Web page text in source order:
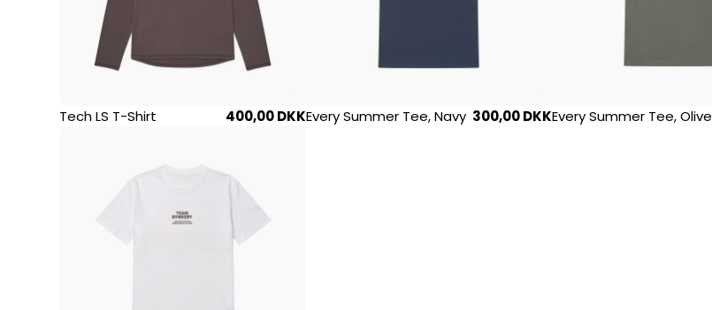
Tech LS T-Shirt 400,00 DKKEvery Summer Tee, Navy 300,00 DKKEvery Summer Tee, Olive